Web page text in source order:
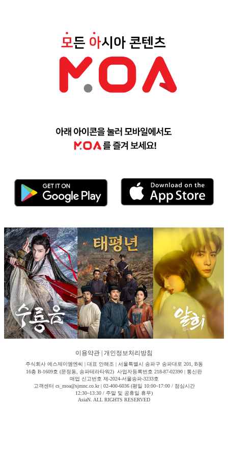
이용약관 개인정보처리방침
주식회사 에스제이엠엔씨 | 대표 안해조 | 서울특별시 송파구 송파대로 201, B동
16층 B-1609호 (문정동, 송파테라타워2) 사업자등록번호 218-87-02390 | 통신판
매업 신고번호 제-2024-서울송파-3233호
고객센터 cs_moa@sjmnc.co.kr | 02-400-6036 (평일 10:00~17:00 / 점심시간
12:30~13:30 / 주말 및 공휴일 휴무)
AsiaN. ALL RIGHTS RESERVED